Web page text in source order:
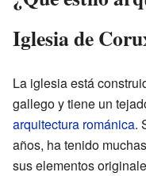
Iglesia de
La iglesia está
gallego y tiene un
arquitectura románica.
años, ha tenido
sus elementos